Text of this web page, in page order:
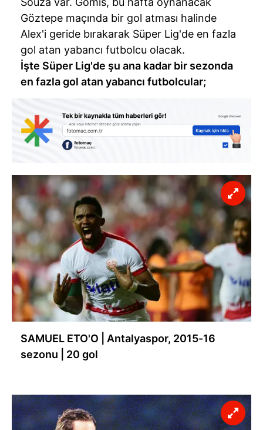
Göztepe maçında bir gol atması halinde
Alex'i geride bırakarak Süper Lig'de en fazla
gol atan yabancı futbolcu olacak.
İşte Süper Lig'de şu ana kadar bir sezonda
en fazla gol atan yabancı futbolcular;
SAMUEL ETO'O | Antalyaspor, 2015-16
sezonu | 20 gol